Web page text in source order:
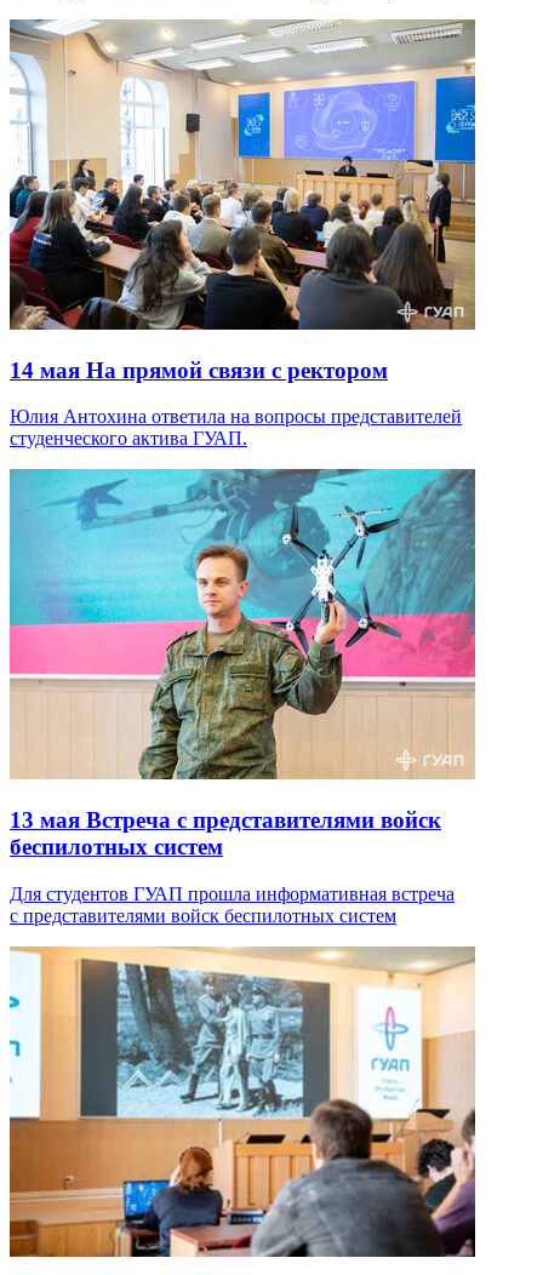
14 мая На прямой связи с ректором
Юлия Антохина ответила на вопросы представителей
студенческого актива ГУАП.
13 мая Встреча с представителями войск
беспилотных систем
Для студентов ГУАП прошла информативная встреча
с представителями войск беспилотных систем